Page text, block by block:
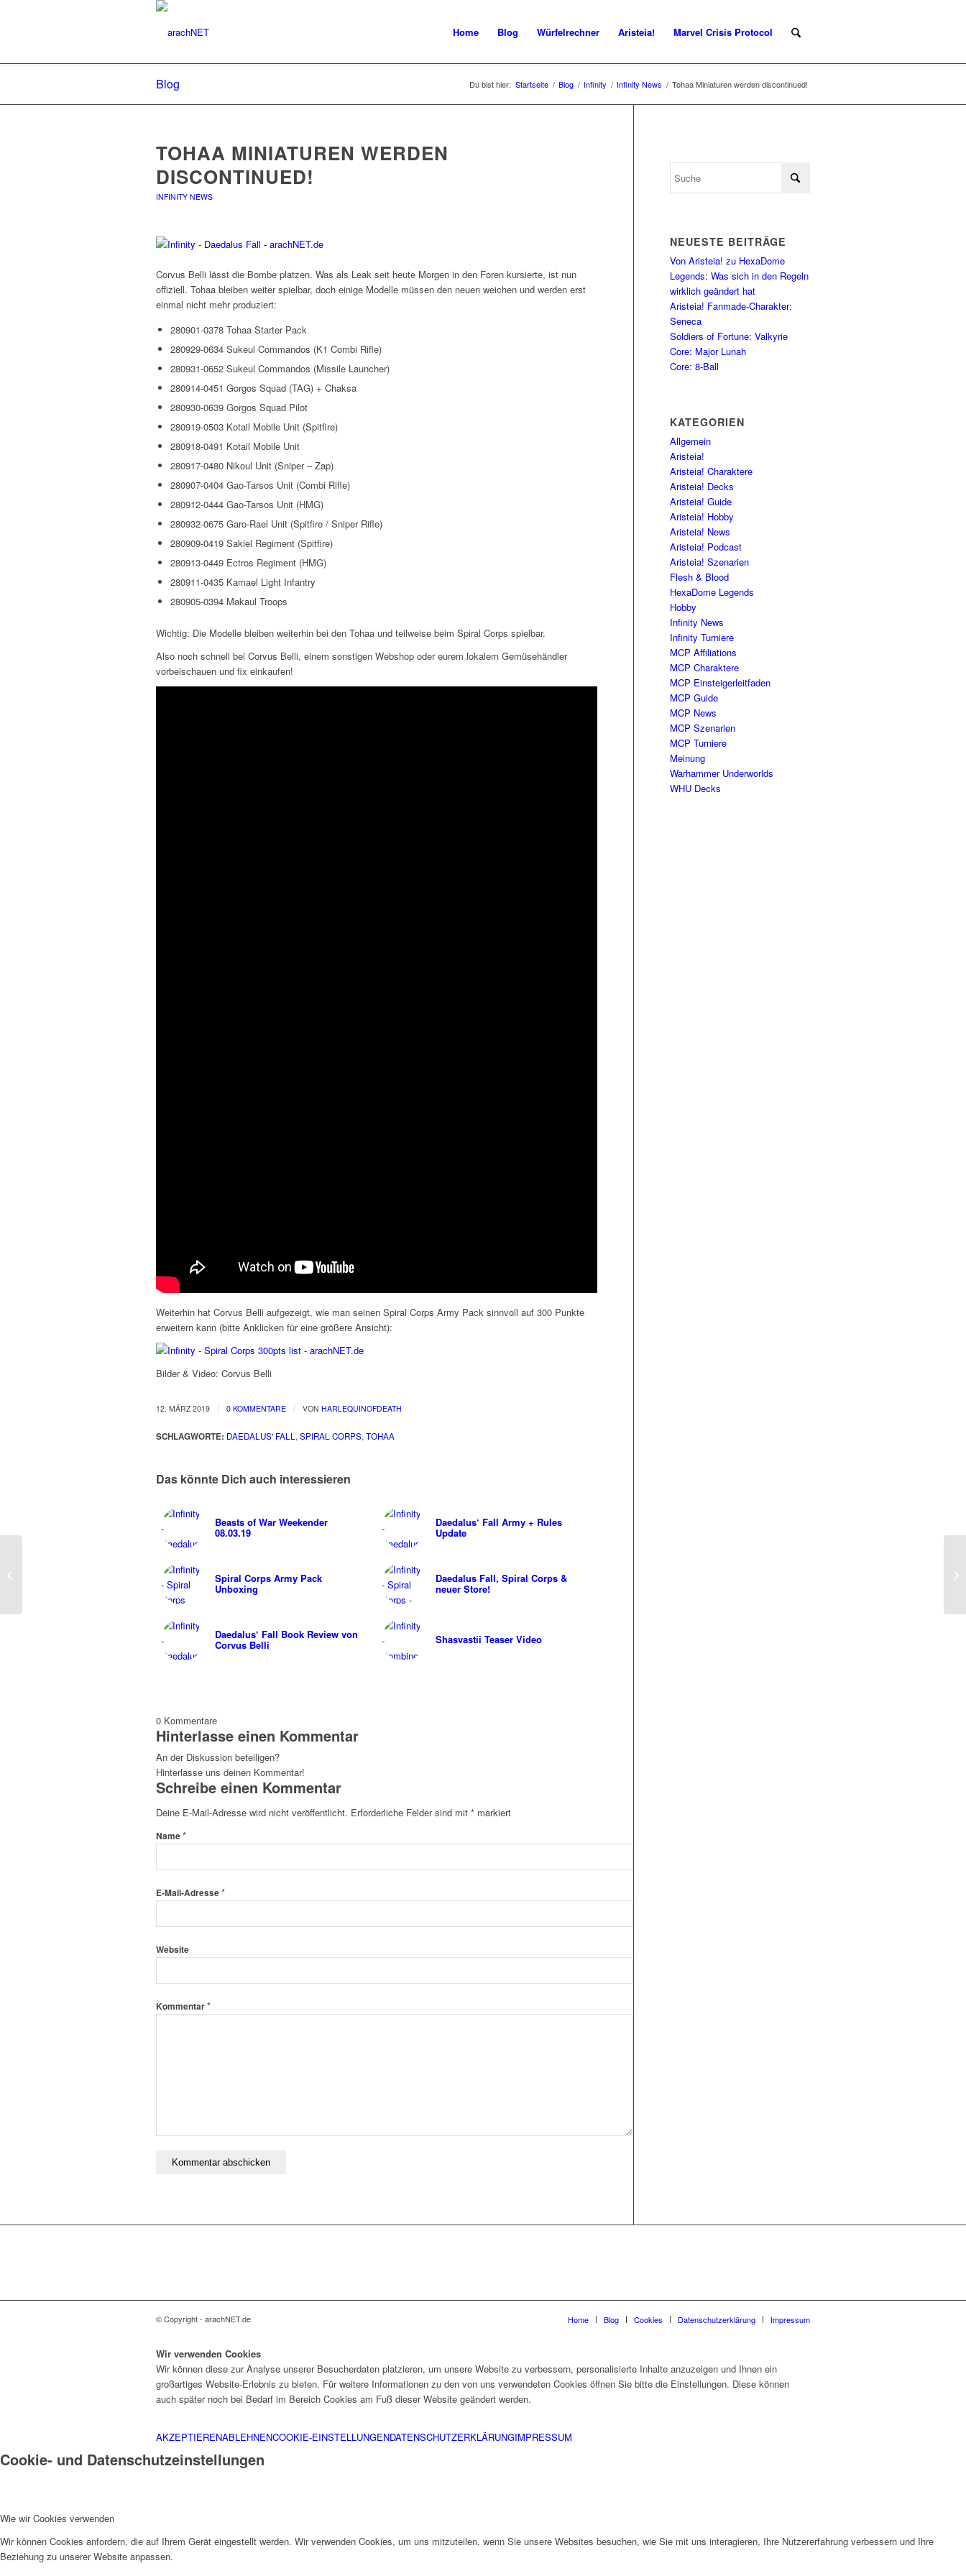
Home Blog Würfelrechner Aristeia! Marvel Crisis Protocol
Blog Du bist hier: Startseite / Blog / Infinity / Infinity News / Tohaa Miniaturen werden discontinued!
TOHAA MINIATUREN WERDEN
DISCONTINUED!
INFINITY NEWS
Corvus Belli lässt die Bombe platzen. Was als Leak seit heute Morgen in den Foren kursierte, ist nun
offiziell. Tohaa bleiben weiter spielbar, doch einige Modelle müssen den neuen weichen und werden erst
einmal nicht mehr produziert:
280901-0378 Tohaa Starter Pack
280929-0634 Sukeul Commandos (K1 Combi Rifle)
280931-0652 Sukeul Commandos (Missile Launcher)
280914-0451 Gorgos Squad (TAG) + Chaksa
280930-0639 Gorgos Squad Pilot
280919-0503 Kotail Mobile Unit (Spitfire)
280918-0491 Kotail Mobile Unit
280917-0480 Nikoul Unit (Sniper – Zap)
280907-0404 Gao-Tarsos Unit (Combi Rifle)
280912-0444 Gao-Tarsos Unit (HMG)
280932-0675 Garo-Rael Unit (Spitfire / Sniper Rifle)
280909-0419 Sakiel Regiment (Spitfire)
280913-0449 Ectros Regiment (HMG)
280911-0435 Kamael Light Infantry
280905-0394 Makaul Troops
Wichtig: Die Modelle bleiben weiterhin bei den Tohaa und teilweise beim Spiral Corps spielbar.
Also noch schnell bei Corvus Belli, einem sonstigen Webshop oder eurem lokalem Gemüsehändler
vorbeischauen und fix einkaufen!
Weiterhin hat Corvus Belli aufgezeigt, wie man seinen Spiral Corps Army Pack sinnvoll auf 300 Punkte
erweitern kann (bitte Anklicken für eine größere Ansicht):
Bilder & Video: Corvus Belli
12. MÄRZ 2019 / 0 KOMMENTARE / VON HARLEQUINOFDEATH
SCHLAGWORTE: DAEDALUS' FALL,SPIRAL CORPS,TOHAA
Das könnte Dich auch interessieren
Beasts of War Weekender
08.03.19
Daedalus‘ Fall Army + Rules
Update
Spiral Corps Army Pack
Unboxing
Daedalus Fall, Spiral Corps &
neuer Store!
Daedalus‘ Fall Book Review von
Corvus Belli Shasvastii Teaser Video
0 Kommentare
Hinterlasse einen Kommentar
An der Diskussion beteiligen?
Hinterlasse uns deinen Kommentar!
Schreibe einen Kommentar
Deine E-Mail-Adresse wird nicht veröffentlicht. Erforderliche Felder sind mit * markiert
Name*
E-Mail-Adresse*
Website
Kommentar*
NEUESTE BEITRÄGE
Von Aristeia! zu HexaDome
Legends: Was sich in den Regeln
wirklich geändert hat
Aristeia! Fanmade-Charakter:
Seneca
Soldiers of Fortune: Valkyrie
Core: Major Lunah
Core: 8-Ball
KATEGORIEN
Allgemein
Aristeia!
Aristeia! Charaktere
Aristeia! Decks
Aristeia! Guide
Aristeia! Hobby
Aristeia! News
Aristeia! Podcast
Aristeia! Szenarien
Flesh & Blood
HexaDome Legends
Hobby
Infinity News
Infinity Turniere
MCP Affiliations
MCP Charaktere
MCP Einsteigerleitfaden
MCP Guide
MCP News
MCP Szenarien
MCP Turniere
Meinung
Warhammer Underworlds
WHU Decks
© Copyright - arachNET.de Home Blog Cookies Datenschutzerklärung Impressum
Wir verwenden Cookies
Wir können diese zur Analyse unserer Besucherdaten platzieren, um unsere Website zu verbessern, personalisierte Inhalte anzuzeigen und Ihnen ein
großartiges Website-Erlebnis zu bieten. Für weitere Informationen zu den von uns verwendeten Cookies öffnen Sie bitte die Einstellungen. Diese können
auch später noch bei Bedarf im Bereich Cookies am Fuß dieser Website geändert werden.
AKZEPTIERENABLEHNENCOOKIE-EINSTELLUNGENDATENSCHUTZERKLÄRUNGIMPRESSUM
Cookie- und Datenschutzeinstellungen
Wie wir Cookies verwenden
Wir können Cookies anfordern, die auf Ihrem Gerät eingestellt werden. Wir verwenden Cookies, um uns mitzuteilen, wenn Sie unsere Websites besuchen, wie Sie mit uns interagieren, Ihre Nutzererfahrung verbessern und Ihre
Beziehung zu unserer Website anpassen.